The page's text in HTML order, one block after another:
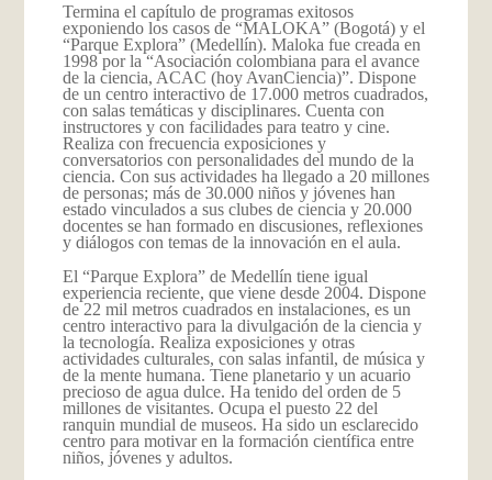
Termina el capítulo de programas exitosos
exponiendo los casos de “MALOKA” (Bogotá) y el
“Parque Explora” (Medellín). Maloka fue creada en
1998 por la “Asociación colombiana para el avance
de la ciencia, ACAC (hoy AvanCiencia)”. Dispone
de un centro interactivo de 17.000 metros cuadrados,
con salas temáticas y disciplinares. Cuenta con
instructores y con facilidades para teatro y cine.
Realiza con frecuencia exposiciones y
conversatorios con personalidades del mundo de la
ciencia. Con sus actividades ha llegado a 20 millones
de personas; más de 30.000 niños y jóvenes han
estado vinculados a sus clubes de ciencia y 20.000
docentes se han formado en discusiones, reflexiones
y diálogos con temas de la innovación en el aula.
El “Parque Explora” de Medellín tiene igual
experiencia reciente, que viene desde 2004. Dispone
de 22 mil metros cuadrados en instalaciones, es un
centro interactivo para la divulgación de la ciencia y
la tecnología. Realiza exposiciones y otras
actividades culturales, con salas infantil, de música y
de la mente humana. Tiene planetario y un acuario
precioso de agua dulce. Ha tenido del orden de 5
millones de visitantes. Ocupa el puesto 22 del
ranquin mundial de museos. Ha sido un esclarecido
centro para motivar en la formación científica entre
niños, jóvenes y adultos.